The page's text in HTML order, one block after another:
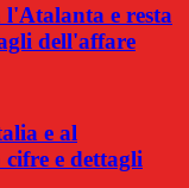
e resta
dell'affare
e al
cifre e dettagli